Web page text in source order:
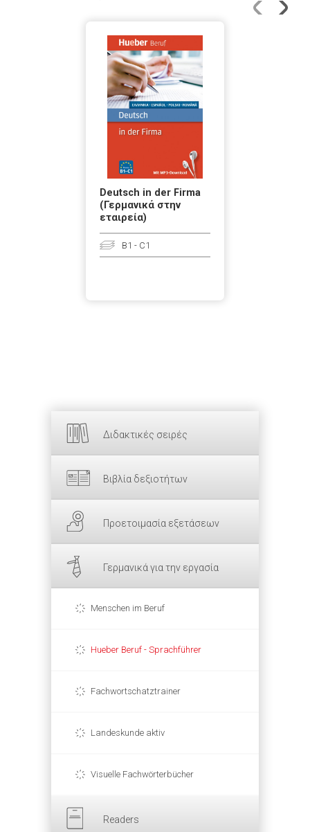
Διδακτικές σειρές
Βιβλία δεξιοτήτων
Προετοιμασία εξετάσεων
Γερμανικά για την εργασία
Menschen im Beruf
Hueber Beruf - Sprachführer
Fachwortschatztrainer
Landeskunde aktiv
Visuelle Fachwörterbücher
Readers
Deutsch in der Firma
(Γερμανικά στην
εταιρεία)
Β1 - C1